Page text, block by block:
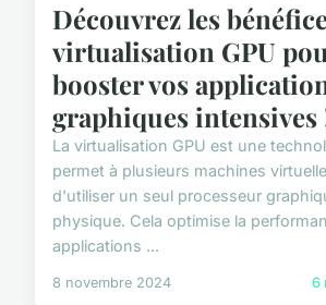
Découvrez les
virtualisation GPU
booster vos
graphiques intensives
La virtualisation GPU est une
permet à plusieurs machines
d'utiliser un seul processeur
physique. Cela optimise la
applications ...
8 novembre 2024 6